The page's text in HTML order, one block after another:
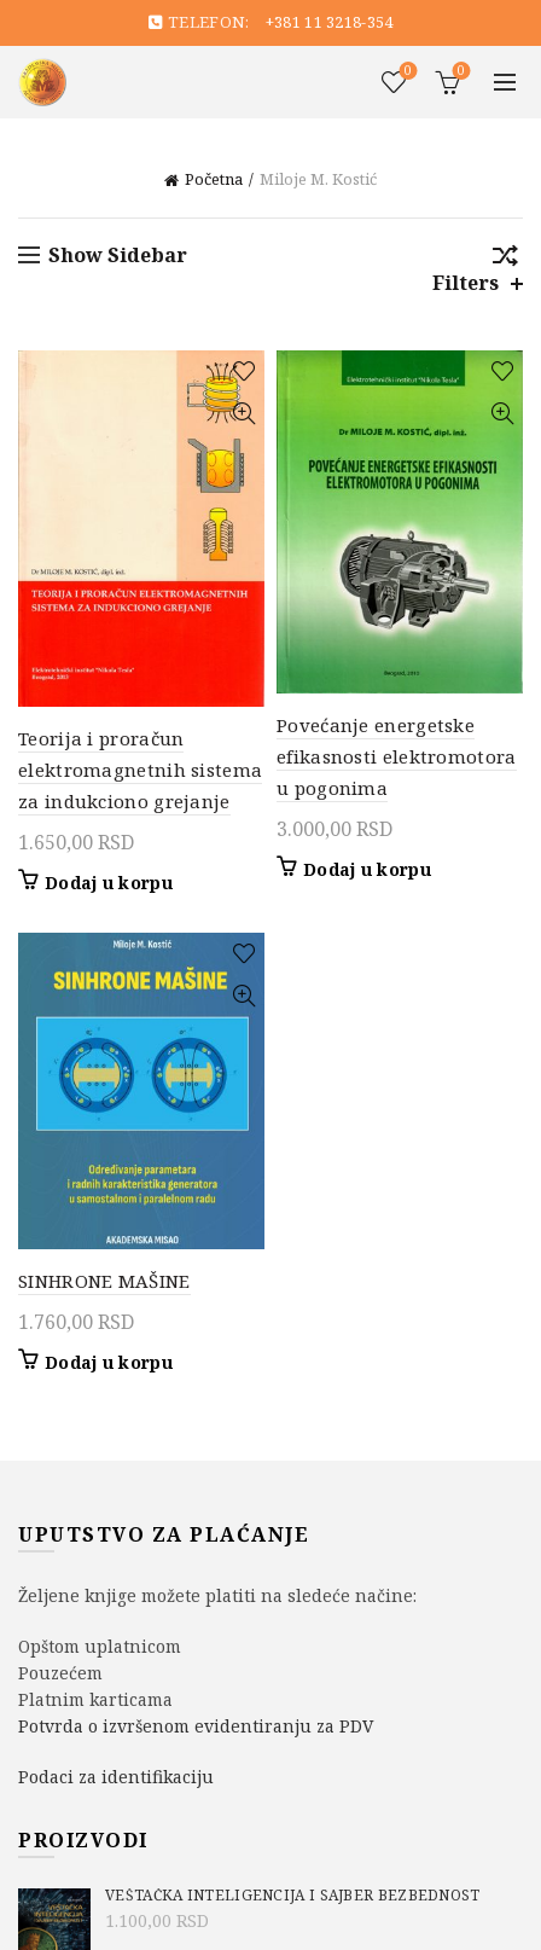
TELEFON: +381 11 3218-354
0 0
Početna Miloje M. Kostić
Show Sidebar
Filters
Teorija i proračun
elektromagnetnih sistema
za indukciono grejanje
1.650,00RSD
Dodaj u korpu
Povećanje energetske
efikasnosti elektromotora
u pogonima
3.000,00RSD
Dodaj u korpu
SINHRONE MAŠINE
1.760,00RSD
Dodaj u korpu
UPUTSTVO ZA PLAĆANJE
Željene knjige možete platiti na sledeće načine:
Opštom uplatnicom
Pouzećem
Platnim karticama
Potvrda o izvršenom evidentiranju za PDV
Podaci za identifikaciju
PROIZVODI
VEŠTAČKA INTELIGENCIJA I SAJBER BEZBEDNOST
1.100,00 RSD